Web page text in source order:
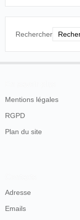
Rechercher
Mentions légales
RGPD
Plan du site
Adresse
Emails